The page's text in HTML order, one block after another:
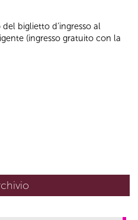
biglietto d’ingresso al
(ingresso gratuito con la